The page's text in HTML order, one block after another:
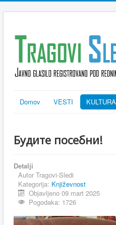
Domov VESTI KULTURA
Будите посебни!
Detalji
Autor Tragovi-Sledi
Kategorija: Književnost
Objavljeno 09 mart 2025
Pogodaka: 1726